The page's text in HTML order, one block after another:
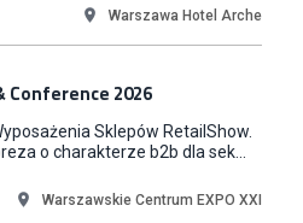
Warszawa Hotel Arche
Conference 2026
Sklepów RetailShow.
o charakterze b2b dla sek...
Warszawskie Centrum EXPO XXI